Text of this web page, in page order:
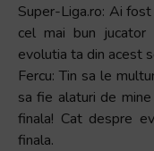
Super-Liga.ro: Ai
cel mai bun jucator
evolutia ta din acest
Fercu: Tin sa le
sa fie alaturi de
finala! Cat despre
finala.